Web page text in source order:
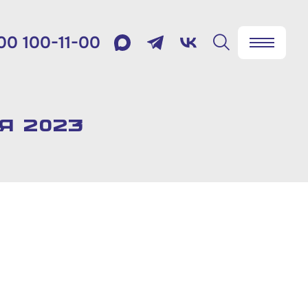
100-11-00
100-11-00
2023